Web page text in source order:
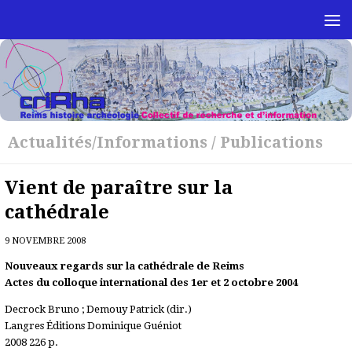
Actualités/Informations / Publications
Vient de paraître sur la
cathédrale
9 NOVEMBRE 2008
Nouveaux regards sur la cathédrale de Reims
Actes du colloque international des 1er et 2 octobre 2004
Decrock Bruno ; Demouy Patrick (dir.)
Langres Éditions Dominique Guéniot
2008 226 p.